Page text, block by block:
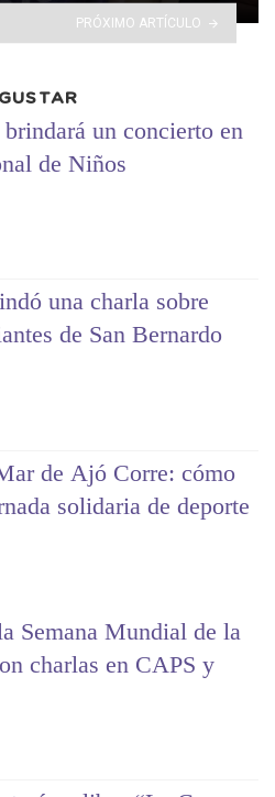
PRÓXIMO ARTÍCULO
un concierto en
de Niños
una charla sobre
de San Bernardo
de Ajó Corre: cómo
solidaria de deporte
Semana Mundial de la
charlas en CAPS y